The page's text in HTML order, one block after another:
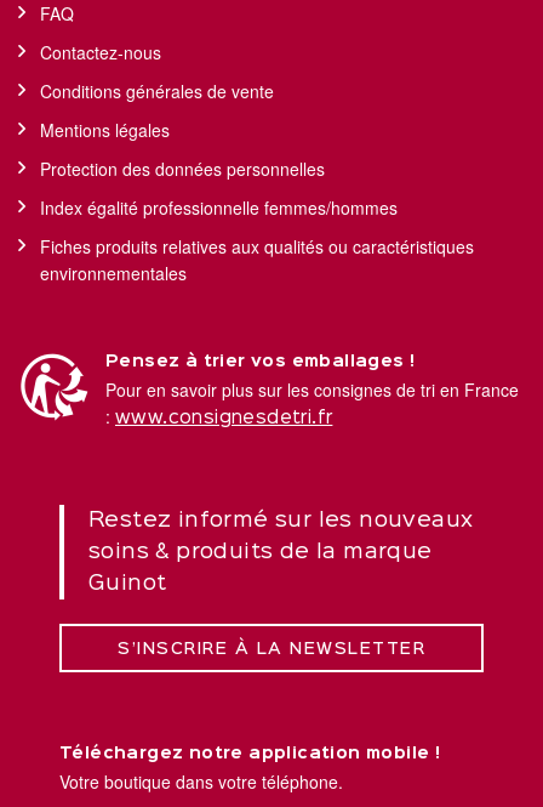
FAQ
Contactez-nous
Conditions générales de vente
Mentions légales
Protection des données personnelles
Index égalité professionnelle femmes/hommes
Fiches produits relatives aux qualités ou caractéristiques
environnementales
Pensez à trier vos emballages !
Pour en savoir plus sur les consignes de tri en France
: www.consignesdetri.fr
Restez informé sur les nouveaux
soins & produits de la marque
Guinot
S’INSCRIRE À LA NEWSLETTER
Téléchargez notre application mobile !
Votre boutique dans votre téléphone.